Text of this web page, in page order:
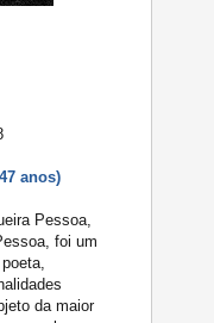
anos)
Pessoa,
foi um
da maior